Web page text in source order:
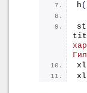
h (